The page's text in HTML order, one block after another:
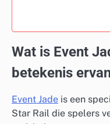
Wat is Event
betekenis
Event Jade is een
Star Rail die spelers